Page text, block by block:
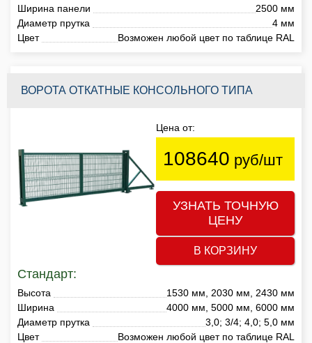
Ширина панели
2500 мм
Диаметр прутка
4 мм
Цвет
Возможен любой цвет по таблице RAL
ВОРОТА ОТКАТНЫЕ КОНСОЛЬНОГО ТИПА
Цена от:
108640 руб/шт
УЗНАТЬ ТОЧНУЮ
ЦЕНУ
В КОРЗИНУ
Стандарт:
Высота
1530 мм, 2030 мм, 2430 мм
Ширина
4000 мм, 5000 мм, 6000 мм
Диаметр прутка
3,0; 3/4; 4,0; 5,0 мм
Цвет
Возможен любой цвет по таблице RAL